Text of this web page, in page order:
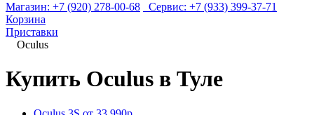
Магазин: +7 (920) 278-00-68 Сервис: +7 (933) 399-37-71
Корзина
Приставки
Oculus
Купить Oculus в Туле